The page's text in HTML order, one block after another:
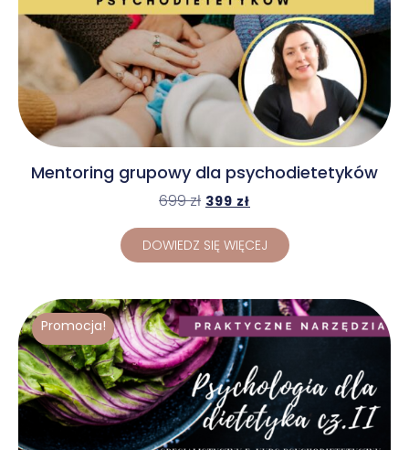
Mentoring grupowy dla psychodietetyków
699zł 399 zł
DOWIEDZ SIĘ WIĘCEJ
Promocja!